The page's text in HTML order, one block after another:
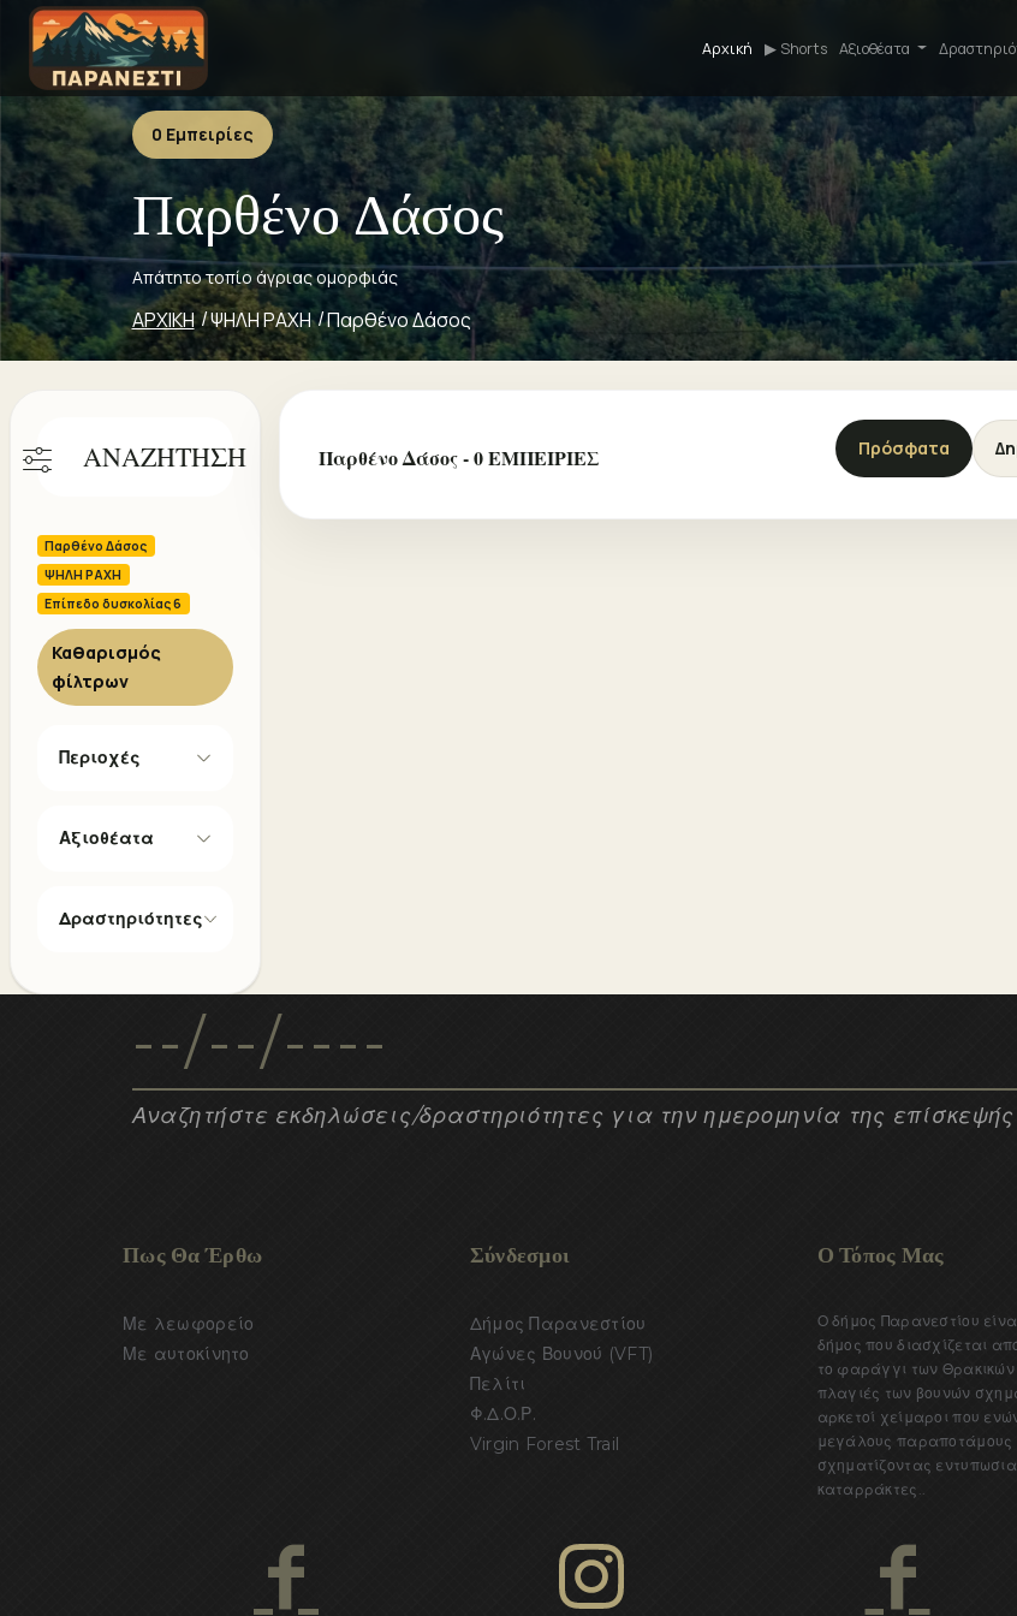
Αρχική ▶ Shorts Αξιοθέατα
0 Εμπειρίες
Παρθένο Δάσος
Απάτητο τοπίο άγριας ομορφιάς
ΑΡΧΙΚΗ ΨΗΛΗ ΡΑΧΗ Παρθένο Δάσος
ΑΝΑΖΗΤΗΣΗ
Παρθένο Δάσος
ΨΗΛΗ ΡΑΧΗ
Επίπεδο δυσκολίας 6
Καθαρισμός
φίλτρων
Περιοχές
Αξιοθέατα
Δραστηριότητες
Παρθένο Δάσος - 0 ΕΜΠΕΙΡΙΕΣ Πρόσφατα
Αναζητήστε εκδηλώσεις/δραστηριότητες για την ημερομηνία της
Πως Θα Έρθω
Με λεωφορείο
Με αυτοκίνητο
Σύνδεσμοι
Δήμος Παρανεστίου
Αγώνες Βουνού (VFT)
Πελίτι
Φ.Δ.Ο.Ρ.
Virgin Forest Trail
Ο Τόπος Μας
Ο δήμος Παρανεστίου
δήμος που διασχίζεται
το φαράγγι των Θρακικών
πλαγιές των βουνών
αρκετοί χείμαροι που
μεγάλους παραποτάμους
σχηματίζοντας
καταρράκτες..